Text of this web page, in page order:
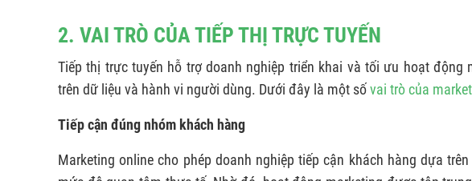
2. VAI TRÒ CỦA TIẾP THỊ TRỰC TUYẾN
Tiếp thị trực tuyến hỗ trợ doanh nghiệp triển khai và tối ưu hoạt động
trên dữ liệu và hành vi người dùng. Dưới đây là một sốvai trò của
Tiếp cận đúng nhóm khách hàng
Marketing online cho phép doanh nghiệp tiếp cận khách hàng dựa